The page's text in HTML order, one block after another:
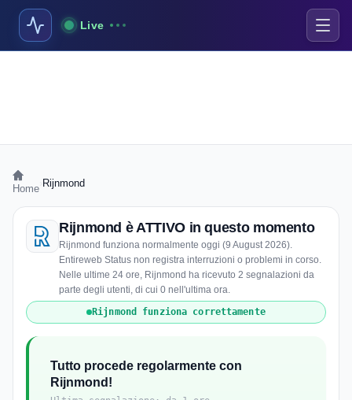
Live
Home Rijnmond
Rijnmond è ATTIVO in questo momento
Rijnmond funziona normalmente oggi (9 August 2026).
Entireweb Status non registra interruzioni o problemi in corso.
Nelle ultime 24 ore, Rijnmond ha ricevuto 2 segnalazioni da
parte degli utenti, di cui 0 nell'ultima ora.
Rijnmond funziona correttamente
Tutto procede regolarmente con
Rijnmond!